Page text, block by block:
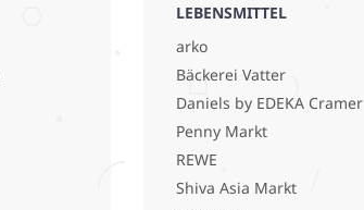
LEBENSMITTEL
arko
Bäckerei Vatter
Daniels by EDEKA Cramer
Penny Markt
REWE
Shiva Asia Markt